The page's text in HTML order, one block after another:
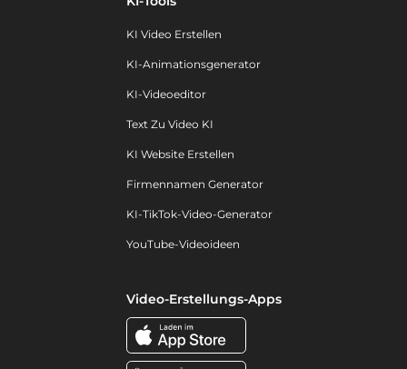
KI Video Erstellen
KI-Animationsgenerator
KI-Videoeditor
Text Zu Video KI
KI Website Erstellen
Firmennamen Generator
KI-TikTok-Video-Generator
YouTube-Videoideen
Video-Erstellungs-Apps